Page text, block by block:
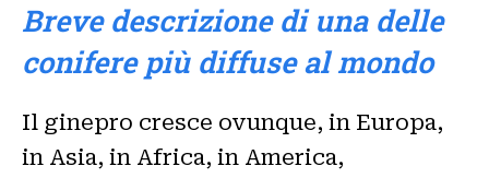
Breve descrizione di una delle
conifere più diffuse al mondo
Il ginepro cresce ovunque, in Europa,
in Asia, in Africa, in America,